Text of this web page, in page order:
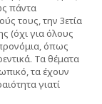
πάντα
τους, την 3ετία
(όχι για όλους
όπως
Τα θέματα
τα έχουν
γιατί